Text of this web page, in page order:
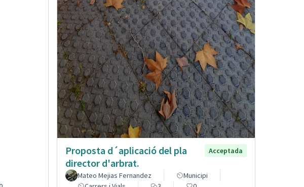
Proposta d´aplicació del pla
director d'arbrat.
Acceptada
Mateo Mejias Fernandez
Municipi